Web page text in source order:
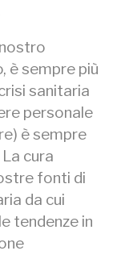
è sempre più
sanitaria
personale
è sempre
cura
fonti di
da cui
tendenze in